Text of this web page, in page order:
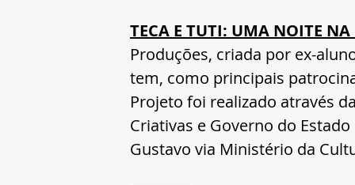
TECA E TUTI: UMA NOITE NA
Produções, criada por ex-
tem, como principais
Projeto foi realizado através
Criativas e Governo do
Gustavo via Ministério da